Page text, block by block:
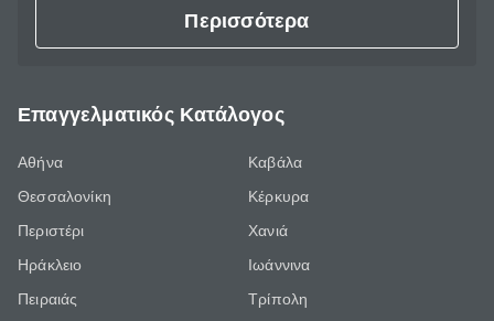
Περισσότερα
Επαγγελματικός Κατάλογος
Αθήνα
Θεσσαλονίκη
Περιστέρι
Ηράκλειο
Πειραιάς
Καβάλα
Κέρκυρα
Χανιά
Ιωάννινα
Τρίπολη